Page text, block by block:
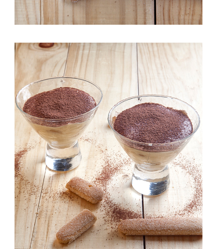
Hay muchas cosas que nos gustan de Italia……y sin duda el
tiramisú es una de ellas…..Un postre riquísimo y además
sencillo….. Si nunca os habéis atrevido a prepararlo, ya no